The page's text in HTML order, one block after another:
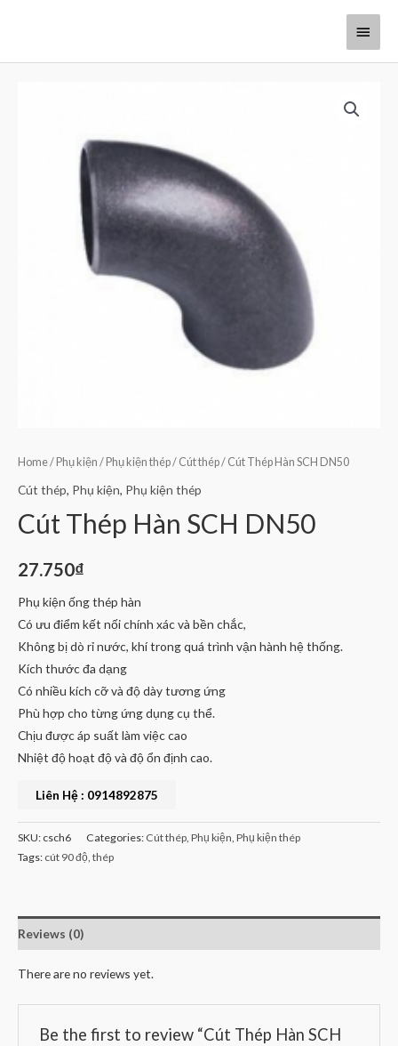
Home/ Phụ kiện / Phụ kiện thép/ Cút thép/ Cút Thép Hàn SCH DN50
Cút thép, Phụ kiện, Phụ kiện thép
Cút Thép Hàn SCH DN50
27.750₫
Phụ kiện ống thép hàn
Có ưu điểm kết nối chính xác và bền chắc,
Không bị dò rỉ nước, khí trong quá trình vận hành hệ thống.
Kích thước đa dạng
Có nhiều kích cỡ và độ dày tương ứng
Phù hợp cho từng ứng dụng cụ thể.
Chịu được áp suất làm việc cao
Nhiệt độ hoạt độ và độ ổn định cao.
Liên Hệ : 0914892875
SKU: csch6 Categories: Cút thép, Phụ kiện, Phụ kiện thép
Tags: cút 90 độ, thép
Reviews (0)
There are no reviews yet.
Be the first to review “Cút Thép Hàn SCH